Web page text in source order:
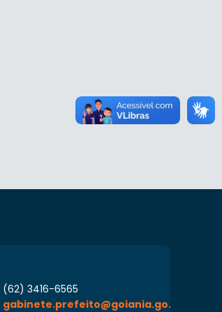
(62) 3416-6565
gabinete.prefeito@goiania.go.gov.br